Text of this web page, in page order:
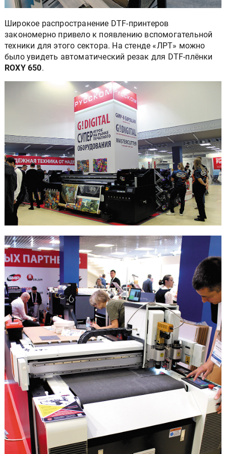
Широкое распространение DTF-принтеров
закономерно привело к появлению вспомогательной
техники для этого сектора. На стенде «ЛРТ» можно
было увидеть автоматический резак для DTF-плёнки
ROXY 650.